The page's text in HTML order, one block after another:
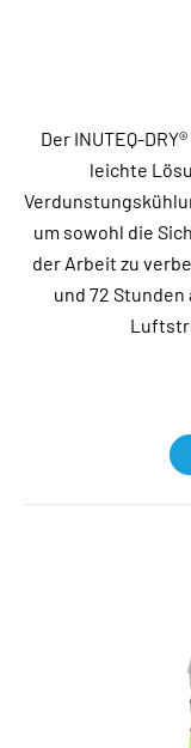
Der INUTEQ-
leichte
um sowohl die
der Arbeit zu
und 72